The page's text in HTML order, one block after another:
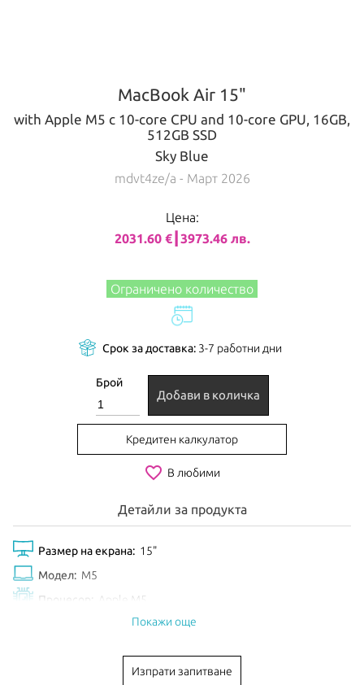
MacBook Air 15"
with Apple M5 с 10-core CPU and 10-core GPU, 16GB,
512GB SSD
Sky Blue
mdvt4ze/a - Март 2026
Цена:
2031.60 €┃3973.46 лв.
Ограничено количество
Срок за доставка:3-7 работни дни
Брой
Добави в количка
Кредитен калкулатор
favorite_border В любими
Детайли за продукта
Размер на екрана: 15"
Модел: M5
Процесор:
Apple M5
10-core GPU
Покажи още
Изпрати запитване